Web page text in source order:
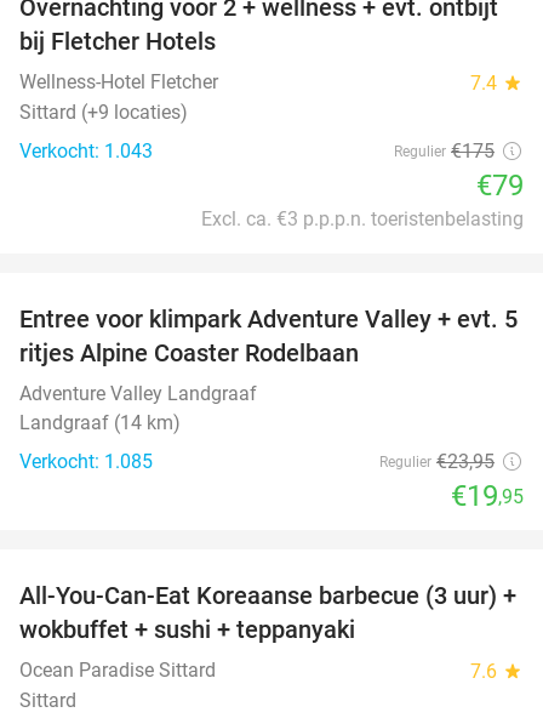
55%
Overnachting voor 2 + wellness + evt. ontbijt
bij Fletcher Hotels
Wellness-Hotel Fletcher 7.4 star
Sittard (+9 locaties)
Verkocht: 1.043
Regulier €175
€79
Excl. ca. €3 p.p.p.n. toeristenbelasting
17%
Entree voor klimpark Adventure Valley + evt. 5
ritjes Alpine Coaster Rodelbaan
Adventure Valley Landgraaf
Landgraaf (14 km)
Verkocht: 1.085
Regulier €23,95
€19,95
21%
All-You-Can-Eat Koreaanse barbecue (3 uur) +
wokbuffet + sushi + teppanyaki
Ocean Paradise Sittard 7.6 star
Sittard